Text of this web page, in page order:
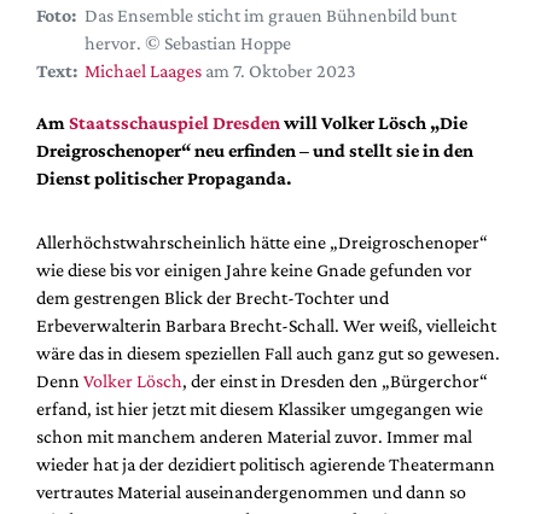
Festival-Planer
Hefte
Alle Hefte
Leseproben
Podcast
Service
Shop / Abo
Newsletter
Redaktion
Autor:innen
Partner
Mediadaten
Suche
Foto: Das Ensemble sticht im grauen Bühnenbild bunt
hervor. © Sebastian Hoppe
Text: Michael Laages am 7. Oktober 2023
Am Staatsschauspiel Dresden will Volker Lösch „Die
Dreigroschenoper“ neu erfinden – und stellt sie in den
Dienst politischer Propaganda.
Allerhöchstwahrscheinlich hätte eine „Dreigroschenoper“
wie diese bis vor einigen Jahre keine Gnade gefunden vor
dem gestrengen Blick der Brecht-Tochter und
Erbeverwalterin Barbara Brecht-Schall. Wer weiß, vielleicht
wäre das in diesem speziellen Fall auch ganz gut so gewesen.
Denn Volker Lösch, der einst in Dresden den „Bürgerchor“
erfand, ist hier jetzt mit diesem Klassiker umgegangen wie
schon mit manchem anderen Material zuvor. Immer mal
wieder hat ja der dezidiert politisch agierende Theatermann
vertrautes Material auseinandergenommen und dann so